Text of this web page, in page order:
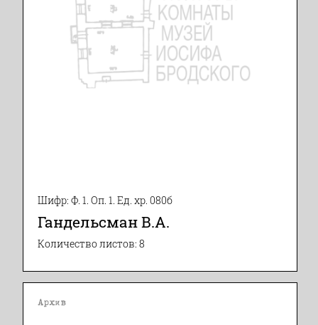
Шифр: Ф. 1. Оп. 1. Ед. хр. 080б
Гандельсман В.А.
Количество листов: 8
Архив